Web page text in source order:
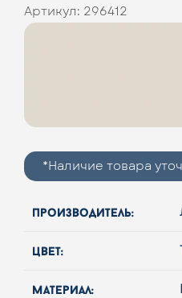
Артикул: 296412
*Наличие товара
производитель:
цвет:
материал: